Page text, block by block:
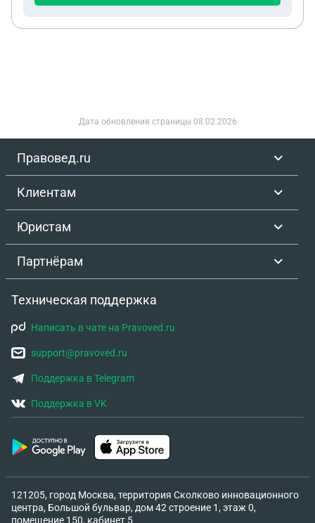
Дата обновления страницы 08.02.2026
Правовед.ru
Клиентам
Юристам
Партнёрам
Техническая поддержка
Написать в чате на Pravoved.ru
support@pravoved.ru
Поддержка в Telegram
Поддержка в VK
121205, город Москва, территория Сколково инновационного
центра, Большой бульвар, дом 42 строение 1, этаж 0,
помещение 150, кабинет 5